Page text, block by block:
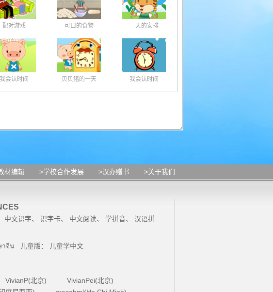
配对游戏 可口的食物 一天的安排
我会认时间 贝贝猪的一天 我会认时间
材编辑 >学校合作发展 >汉办赠书 >关于我们
中文识字、 识字卡、 中文阅读、 学拼音、 汉语拼
าจีน 儿童版： 儿童学中文
VivianP(北京)
VivianPei(北京)